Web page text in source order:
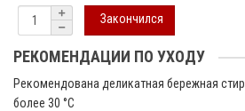
Закончился
РЕКОМЕНДАЦИИ ПО УХОДУ
Рекомендована деликатная бережная
более 30 °C